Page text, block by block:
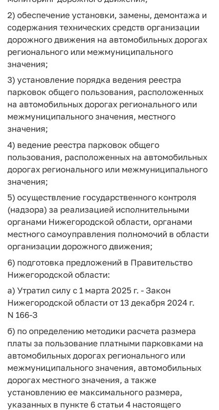
2) обеспечение установки, замены, демонтажа и
содержания технических средств организации
дорожного движения на автомобильных дорогах
регионального или межмуниципального
значения;
3) установление порядка ведения реестра
парковок общего пользования, расположенных
на автомобильных дорогах регионального или
межмуниципального значения, местного
значения;
4) ведение реестра парковок общего
пользования, расположенных на автомобильных
дорогах регионального или межмуниципального
значения;
5) осуществление государственного контроля
(надзора) за реализацией исполнительными
органами Нижегородской области, органами
местного самоуправления полномочий в области
организации дорожного движения;
6) подготовка предложений в Правительство
Нижегородской области:
а) Утратил силу с 1 марта 2025 г. - Закон
Нижегородской области от 13 декабря 2024 г.
N 166-З
б) по определению методики расчета размера
платы за пользование платными парковками на
автомобильных дорогах регионального или
межмуниципального значения, автомобильных
дорогах местного значения, а также
установлению ее максимального размера,
указанных в пункте 6 статьи 4 настоящего